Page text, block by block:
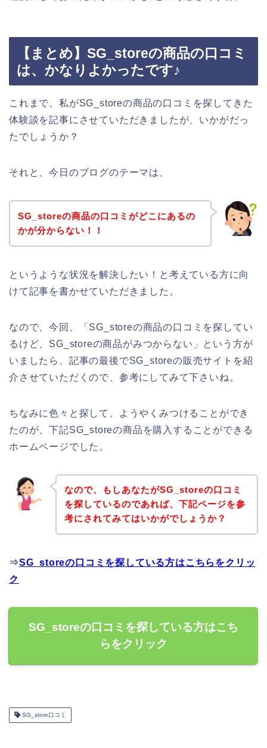
【まとめ】SG_storeの商品の口コミ
は、かなりよかったです♪
これまで、私がSG_storeの商品の口コミを探してきた
体験談を記事にさせていただきましたが、いかがだっ
たでしょうか？
それと、今日のブログのテーマは、
SG_storeの商品の口コミがどこにあるの
かが分からない！！
というような状況を解決したい！と考えている方に向
けて記事を書かせていただきました。
なので、今回、「SG_storeの商品の口コミを探してい
るけど、SG_storeの商品がみつからない」という方が
いましたら、記事の最後でSG_storeの販売サイトを紹
介させていただくので、参考にしてみて下さいね。
ちなみに色々と探して、ようやくみつけることができ
たのが、下記SG_storeの商品を購入することができる
ホームページでした。
なので、もしあなたがSG_storeの口コミ
を探しているのであれば、下記ページを参
考にされてみてはいかがでしょうか？
⇒SG_storeの口コミを探している方はこちらをクリッ
ク
SG_storeの口コミを探している方はこち
らをクリック
SG_store口コミ